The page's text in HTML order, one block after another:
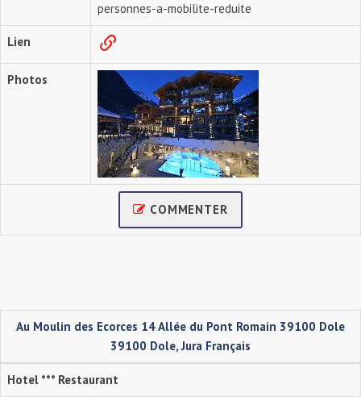
personnes-a-mobilite-reduite
Lien
Photos
COMMENTER
Au Moulin des Ecorces 14 Allée du Pont Romain 39100 Dole
39100 Dole, Jura Français
Hotel *** Restaurant